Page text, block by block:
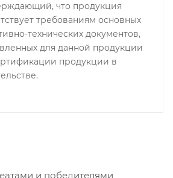
что продукция
требованиям основных
технических документов,
для данной продукции
продукции в
и победителями